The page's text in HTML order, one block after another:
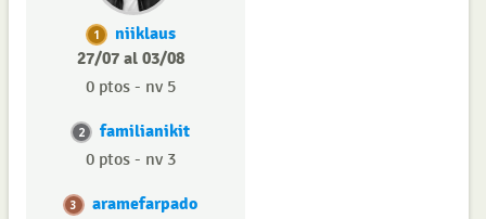
1
niiklaus
27/07 al 03/08
0 ptos - nv 5
2 familianikit
0 ptos - nv 3
3 aramefarpado